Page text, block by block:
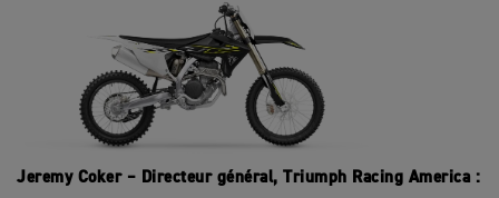
Jeremy Coker – Directeur général, Triumph Racing America :